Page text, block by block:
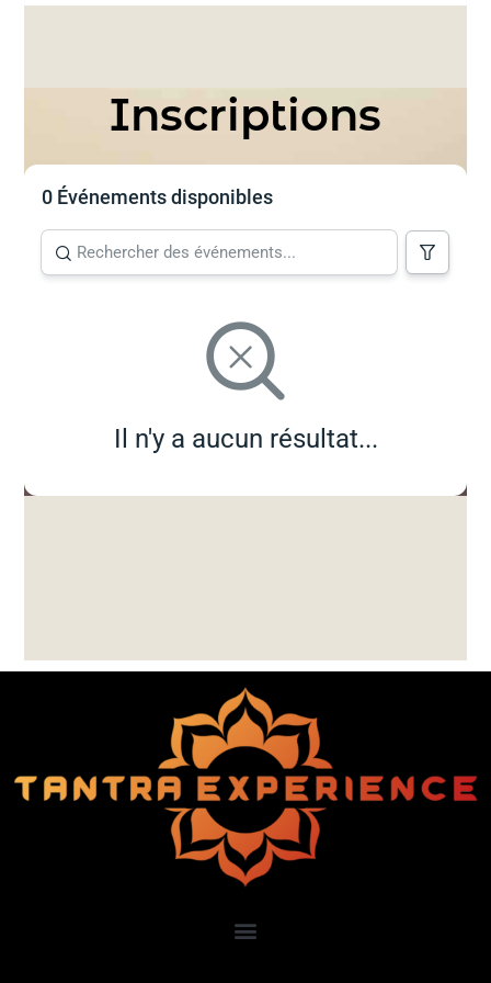
Inscriptions
0 Événements disponibles
Il n'y a aucun résultat...